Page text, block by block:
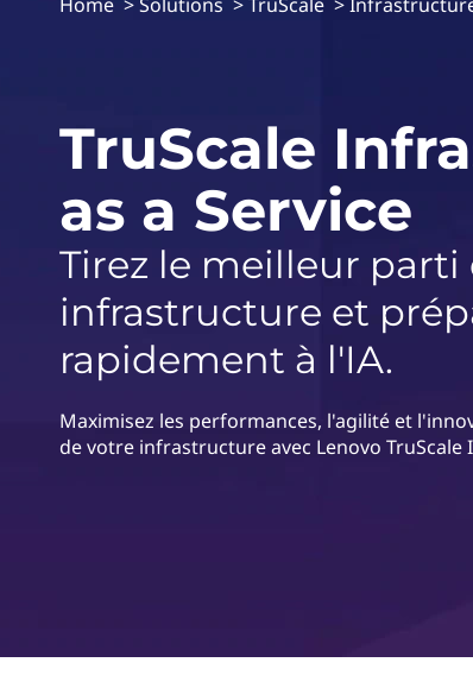
TruScale
as a Service
Tirez le meilleur parti
infrastructure et
rapidement à l'IA.
Maximisez les performances, l'agilité et
de votre infrastructure avec Lenovo TruScale